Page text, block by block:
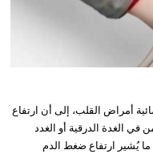
أمراض القلب، إلى أن ارتفاع
الغدة الدرقية أو الغدد
ما يُشير ارتفاع ضغط الدم